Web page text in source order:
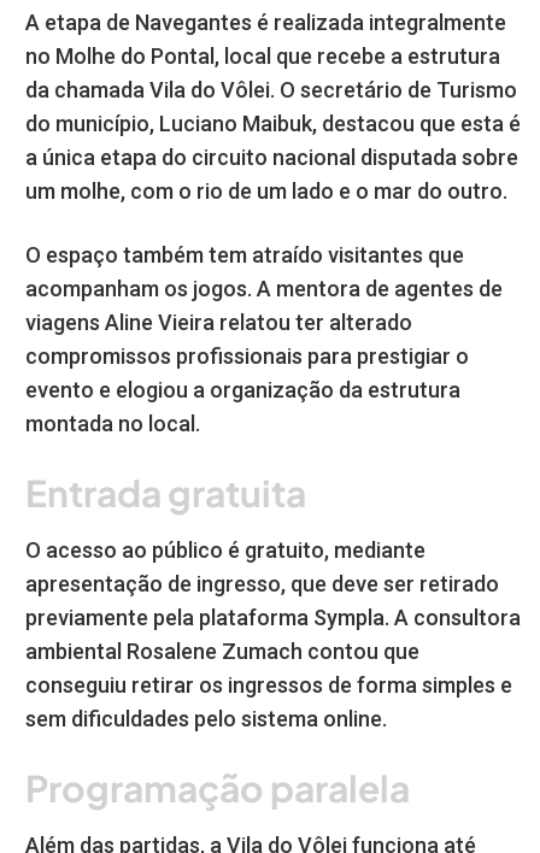
A etapa de Navegantes é realizada integralmente
no Molhe do Pontal, local que recebe a estrutura
da chamada Vila do Vôlei. O secretário de Turismo
do município, Luciano Maibuk, destacou que esta é
a única etapa do circuito nacional disputada sobre
um molhe, com o rio de um lado e o mar do outro.
O espaço também tem atraído visitantes que
acompanham os jogos. A mentora de agentes de
viagens Aline Vieira relatou ter alterado
compromissos profissionais para prestigiar o
evento e elogiou a organização da estrutura
montada no local.
Entrada gratuita
O acesso ao público é gratuito, mediante
apresentação de ingresso, que deve ser retirado
previamente pela plataforma Sympla. A consultora
ambiental Rosalene Zumach contou que
conseguiu retirar os ingressos de forma simples e
sem dificuldades pelo sistema online.
Programação paralela
Além das partidas, a Vila do Vôlei funciona até